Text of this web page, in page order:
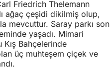
Friedrich Thelemann
ağaç çeşidi dikilmiş olup,
mevcuttur. Saray parkı son
yaşadı. Mimari
Bahçelerinde
üç muhteşem çiçek ve